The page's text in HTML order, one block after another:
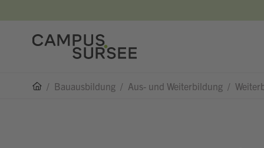
/ Bauausbildung / Aus- und Weiterbildung /